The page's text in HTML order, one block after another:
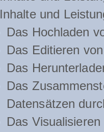
Inhalte und
Das Hochladen
Das Editieren
Das
Das
Datensätzen
Das